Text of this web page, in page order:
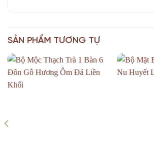
SẢN PHẨM TƯƠNG TỰ